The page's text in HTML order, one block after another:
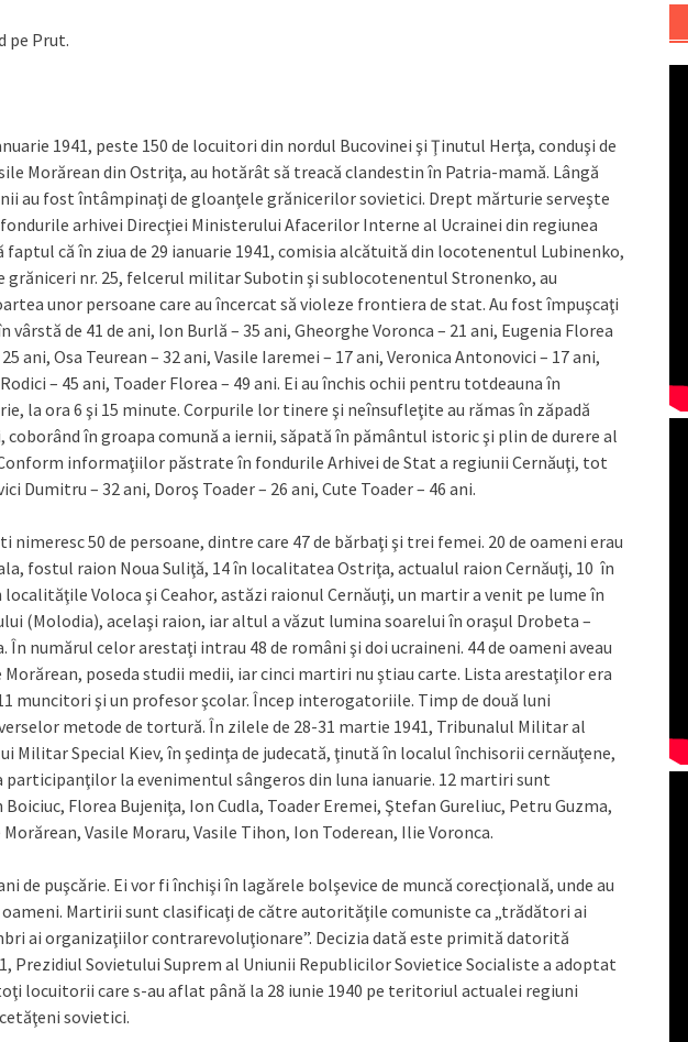
pe Prut.
1941, peste 150 de locuitori din nordul Bucovinei şi Ţinutul Herţa, conduşi de
Morărean din Ostriţa, au hotărât să treacă clandestin în Patria-mamă. Lângă
au fost întâmpinaţi de gloanţele grănicerilor sovietici. Drept mărturie serveşte
arhivei Direcţiei Ministerului Afacerilor Interne al Ucrainei din regiunea
faptul că în ziua de 29 ianuarie 1941, comisia alcătuită din locotenentul Lubinenko,
grăniceri nr. 25, felcerul militar Subotin şi sublocotenentul Stronenko, au
unor persoane care au încercat să violeze frontiera de stat. Au fost împuşcaţi
vârstă de 41 de ani, Ion Burlă – 35 ani, Gheorghe Voronca – 21 ani, Eugenia Florea
ani, Osa Teurean – 32 ani, Vasile Iaremei – 17 ani, Veronica Antonovici – 17 ani,
– 45 ani, Toader Florea – 49 ani. Ei au închis ochii pentru totdeauna în
la ora 6 şi 15 minute. Corpurile lor tinere şi neînsufleţite au rămas în zăpadă
coborând în groapa comună a iernii, săpată în pământul istoric şi plin de durere al
informaţiilor păstrate în fondurile Arhivei de Stat a regiunii Cernăuţi, tot
Dumitru – 32 ani, Doroş Toader – 26 ani, Cute Toader – 46 ani.
50 de persoane, dintre care 47 de bărbaţi şi trei femei. 20 de oameni erau
fostul raion Noua Suliţă, 14 în localitatea Ostriţa, actualul raion Cernăuţi, 10 în
localităţile Voloca şi Ceahor, astăzi raionul Cernăuţi, un martir a venit pe lume în
(Molodia), acelaşi raion, iar altul a văzut lumina soarelui în oraşul Drobeta –
În numărul celor arestaţi intrau 48 de români şi doi ucraineni. 44 de oameni aveau
poseda studii medii, iar cinci martiri nu ştiau carte. Lista arestaţilor era
muncitori şi un profesor şcolar. Încep interogatoriile. Timp de două luni
metode de tortură. În zilele de 28-31 martie 1941, Tribunalul Militar al
Militar Special Kiev, în şedinţa de judecată, ţinută în localul închisorii cernăuţene,
la evenimentul sângeros din luna ianuarie. 12 martiri sunt
Florea Bujeniţa, Ion Cudla, Toader Eremei, Ştefan Gureliuc, Petru Guzma,
Vasile Moraru, Vasile Tihon, Ion Toderean, Ilie Voronca.
de puşcărie. Ei vor fi închişi în lagărele bolşevice de muncă corecţională, unde au
Martirii sunt clasificaţi de către autorităţile comuniste ca „trădători ai
ai organizaţiilor contrarevoluţionare”. Decizia dată este primită datorită
Prezidiul Sovietului Suprem al Uniunii Republicilor Sovietice Socialiste a adoptat
locuitorii care s-au aflat până la 28 iunie 1940 pe teritoriul actualei regiuni
sovietici.